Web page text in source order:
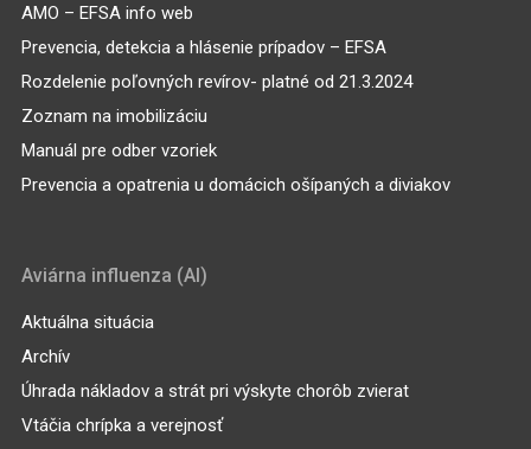
AMO – EFSA info web
Prevencia, detekcia a hlásenie prípadov – EFSA
Rozdelenie poľovných revírov- platné od 21.3.2024
Zoznam na imobilizáciu
Manuál pre odber vzoriek
Prevencia a opatrenia u domácich ošípaných a diviakov
Aviárna influenza (AI)
Aktuálna situácia
Archív
Úhrada nákladov a strát pri výskyte chorôb zvierat
Vtáčia chrípka a verejnosť